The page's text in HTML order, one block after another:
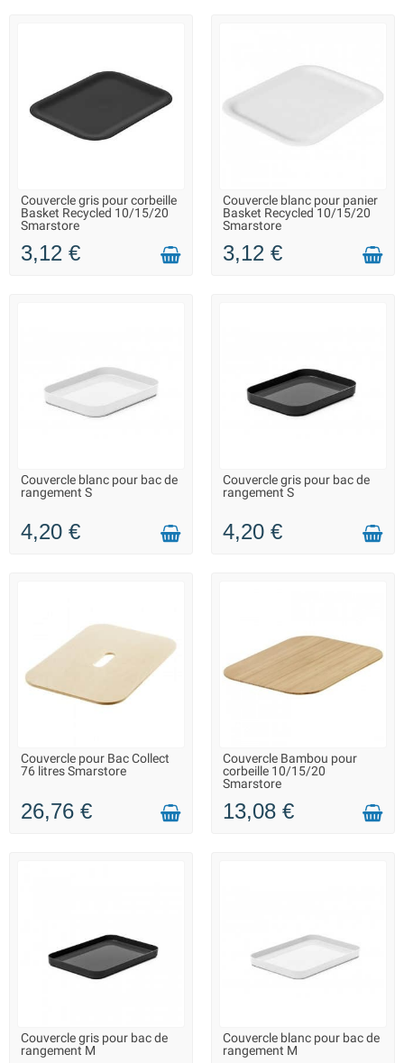
LIVRAISON 2 À 3 JOURS
Couvercle gris pour corbeille
Basket Recycled 10/15/20
Smarstore
3,12 €
LIVRAISON 2 À 3 JOURS
Couvercle blanc pour panier
Basket Recycled 10/15/20
Smarstore
3,12 €
LIVRAISON 2 À 3 JOURS
Couvercle blanc pour bac de
rangement S
4,20 €
LIVRAISON 2 À 3 JOURS
Couvercle gris pour bac de
rangement S
4,20 €
LIVRAISON 2 À 3 JOURS
Couvercle pour Bac Collect
76 litres Smarstore
26,76 €
LIVRAISON 2 À 3 JOURS
Couvercle Bambou pour
corbeille 10/15/20
Smarstore
13,08 €
LIVRAISON 2 À 3 JOURS
Couvercle gris pour bac de
rangement M
EN STOCK DANS 10 JOURS -
VOUS POUVEZ COMMANDER
Couvercle blanc pour bac de
rangement M